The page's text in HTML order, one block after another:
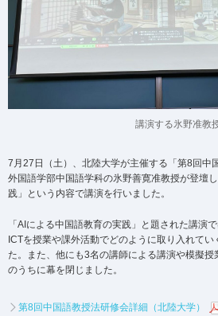
講演する氷野准教
7月27日（土）、北陸大学が主催する「第8回中
外国語学部中国語学科の氷野善寛准教授が登壇
践」という内容で講演を行いました。
「AIによる中国語教育の実践」と題された講演
ICTを授業や課外活動でどのように取り入れて
た。また、他にも3名の講師による講演や模擬
のうちに幕を閉じました。
第8回中国語教授法研修会詳細（北陸大学）